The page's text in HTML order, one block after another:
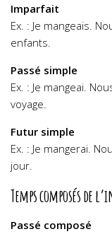
Imparfait
Ex. : Je mangeais.
enfants.
Passé simple
Ex. : Je mangeai.
voyage.
Futur simple
Ex. : Je mangerai.
jour.
Temps composés de
Passé composé